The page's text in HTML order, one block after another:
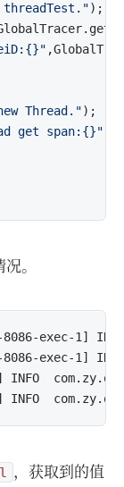
);
Thread.");
get span:{}"
。
exec-1]
exec-1]
INFO
，获取到的值